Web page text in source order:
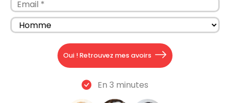
Oui ! Retrouvez mes avoirs
En 3 minutes